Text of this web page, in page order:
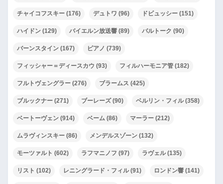
チャイコフスキー (176) デュトワ (96) ドビュッシー (151)
ハイドン (129) バイエルン放送響 (89) バルトーク (90)
バーンスタイン (167) ピアノ (739)
フィッシャー＝ディースカウ (93) フィルハーモニア管 (182)
フルトヴェングラー (276) ブラームス (425)
ブルックナー (271) ブーレーズ(90) ベルリン・フィル(358)
ベートーヴェン (914) ベーム (86) マーラー (212)
ムラヴィンスキー (86) メンデルスゾーン (132)
モーツァルト (602) ラフマニノフ (97) ラヴェル(135)
リスト (102) レニングラード・フィル(91) ロンドン響 (141)